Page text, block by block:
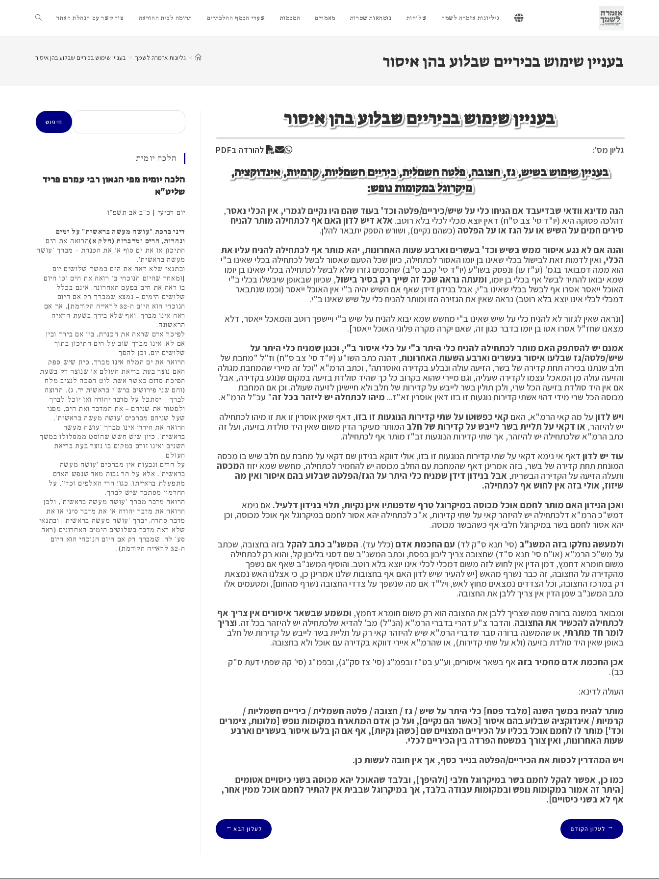
גיליונות אזמרה לשמך שלוחות נוסחאות שטרות מאמרים הסכמות שערי הכסף ההלכתיים תרומה לבית ההוראה צור קשר עם הנהלת האתר Toggle
website בעניין שימוש בכיריים שבלוע בהן איסור > גליונות אזמרה לשמך > בעניין שימוש בכיריים שבלוע בהן איסור
בעניין שימוש בכיריים שבלוע בהן איסור
גליון מס': להורדה בPDF
בעניין שימוש בשיש, גז, חצובה, פלטה חשמלית, כיריים חשמליות, קרמיות, אינדוקציה,
מיקרוגל במקומות נופש:
הנה מדינא וודאי שבדיעבד אם הניחו כלי על שיש/כיריים/פלטה וכד' בעוד שהם היו נקיים לגמרי, אין הכלי נאסר,
דהלכה פסוקה היא (יו"ד סי' צב ס"ח) דאין יוצא מכלי לכלי בלא רוטב. אלא דיש לדון האם אף לכתחילה מותר להניח
סירים חמים על השיש או על הגז או על הפלטה (כשהם נקיים), ושורש הספק יתבאר להלן.
והנה אם לא נגע איסור ממש בשיש וכד' בעשרים וארבע שעות האחרונות, יהא מותר אף לכתחילה להניח עליו את
הכלי, ואין לדמות זאת לבישול בכלי שאינו בן יומו האסור לכתחילה, כיוון שכל הטעם שאסור לבשל לכתחילה בכלי שאינו ב"י
הוא ממה דמבואר בגמ' (ע"ז עו) ונפסק בשו"ע (יו"ד סי' קכב ס"ב) שחכמים גזרו שלא לבשל לכתחילה בכלי שאינו בן יומו
שמא יבואו להתיר לבשל אף בכלי בן יומו, ומעתה נראה שכל זה שייך רק בסיר בישול, שכיוון שבאופן שיבשלו בכלי ב"י
האוכל ייאסר אסרו אף לבשל בכלי שאינו ב"י, אבל בנידון דידן שאף אם השיש יהיה ב"י אין האוכל ייאסר (וכמו שנתבאר
דמכלי לכלי אינו יוצא בלא רוטב) נראה שאין את הגזירה הזו ומותר להניח כלי על שיש שאינו ב"י.
[ונראה שאין לגזור לא להניח כלי על שיש שאינו ב"י מחשש שמא יבוא להניח על שיש ב"י ויישפך רוטב והמאכל ייאסר, דלא
מצאנו שחז"ל אסרו אטו בן יומו בדבר כגון זה, שאם יקרה מקרה פלוני האוכל ייאסר].
אמנם יש להסתפק האם מותר לכתחילה להניח כלי היתר ב"י על כלי איסור ב"י, וכגון שמניח כלי היתר על
שיש/פלטה/גז שבלעו איסור בעשרים וארבע השעות האחרונות, דהנה כתב השו"ע (יו"ד סי' צב ס"ח) וז"ל "מחבת של
חלב שנתנו בכירה תחת קדירה של בשר, הזיעה עולה ונבלע בקדירה ואוסרתה", וכתב הרמ"א "וכל זה מיירי שהמחבת מגולה
והזיעה עולה מן המאכל עצמו לקדירה שעליה, וגם מיירי שהוא בקרוב כל כך שהיד סולדת בזיעה במקום שנוגע בקדירה, אבל
אם אין היד סולדת בזיעה הכל שרי, ולכן תולין בשר לייבש על קדירות של חלב ולא חיישינן לזיעה שעולה. וכן אם המחבת
מכוסה הכל שרי מידי דהוי אשתי קדירות נוגעות זו בזו דאין אוסרין זא"ז... מיהו לכתחלה יש ליזהר בכל זה" עכ"ל הרמ"א.
ויש לדון על מה קאי הרמ"א, האם קאי כפשוטו על שתי קדירות הנוגעות זו בזו, דאף שאין אוסרין זו את זו מיהו לכתחילה
יש להיזהר, או דקאי על תליית בשר לייבש על קדירות של חלב המותר מעיקר הדין משום שאין היד סולדת בזיעה, ועל זה
כתב הרמ"א שלכתחילה יש להיזהר, אך שתי קדירות הנוגעות זב"ז מותר אף לכתחילה.
עוד יש לדון דאף אי נימא דקאי על שתי קדירות הנוגעות זו בזו, אולי דווקא בנידון שם דקאי על מחבת עם חלב שיש בו מכסה
המונחת תחת קדירה של בשר, בזה אמרינן דאף שהמחבת עם החלב מכוסה יש להחמיר לכתחילה, מחשש שמא יזוז המכסה
ותעלה הזיעה על הקדירה הבשרית, אבל בנידון דידן שמניח כלי היתר על הגז/הפלטה שבלוע בהם איסור ואין מה
שיזוז, אולי בזה אין לחוש אף לכתחילה.
ואכן הנידון האם מותר לחמם אוכל מכוסה במיקרוגל טרף שדפנותיו אינן נקיות, תלוי בנידון דלעיל. אם נימא
דמש"כ הרמ"א דלכתחילה יש להיזהר קאי על שתי קדירות, א"כ לכתחילה יהא אסור לחמם במיקרוגל אף אוכל מכוסה, וכן
יהא אסור לחמם בשר במיקרוגל חלבי אף כשהבשר מכוסה.
ולמעשה נחלקו בזה המשנ"ב (סי' תנא ס"ק לד) עם החכמת אדם (כלל עד). המשנ"ב כתב להקל בזה בחצובה, שכתב
על מש"כ הרמ"א (או"ח סי' תנא ס"ד) שחצובה צריך ליבון בפסח, וכתב המשנ"ב שם דסגי בליבון קל, והוא רק לכתחילה
משום חומרא דחמץ, דמן הדין אין לחוש לזה משום דמכלי לכלי אינו יוצא בלא רוטב. והוסיף המשנ"ב שאף אם נשפך
מהקדירה על החצובה, זה כבר נשרף מהאש [יש להעיר שיש לדון האם אף בחצובות שלנו אמרינן כן, כי אצלנו האש נמצאת
רק במרכז החצובה, וכל הצדדים נמצאים מחוץ לאש, ויל"ד אם מה שנשפך על צדדי החצובה נשרף מהחום], ומטעמים אלו
כתב המשנ"ב שמן הדין אין צריך ללבן את החצובה.
ומבואר במשנה ברורה שמה שצריך ללבן את החצובה הוא רק משום חומרא דחמץ, ומשמע שבשאר איסורים אין צריך אף
לכתחילה להכשיר את החצובה. והדבר צ"ע דהרי בדברי הרמ"א (הנ"ל) מב' להדיא שלכתחילה יש להיזהר בכל זה. וצריך
לומר חד מתרתי, או שהמשנה ברורה סבר שדברי הרמ"א שיש להיזהר קאי רק על תליית בשר לייבש על קדירות של חלב
באופן שאין היד סולדת בזיעה (ולא על שתי קדירות), או שהרמ"א איירי דווקא בקדירה עם אוכל ולא בחצובה.
אכן החכמת אדם מחמיר בזה אף בשאר איסורים, וע"ע בט"ז ובפמ"ג (סי' צז סק"ג), ובפמ"ג (סי' קה שפתי דעת ס"ק
כב).
העולה לדינא:
מותר להניח במשך השנה [מלבד פסח] כלי היתר על שיש / גז / חצובה / פלטה חשמלית / כיריים חשמליות /
קרמיות / אינדוקציה שבלוע בהם איסור [כאשר הם נקיים], ועל כן אדם המתארח במקומות נופש [מלונות, צימרים
וכד'] מותר לו לחמם אוכל בכליו על הכיריים המצויים שם [כשהן נקיות], אף אם הן בלעו איסור בעשרים וארבע
שעות האחרונות, ואין צורך במשטח הפרדה בין הכיריים לכלי.
ויש המהדרין לכסות את הכיריים/הפלטה בנייר כסף, אך אין חובה לעשות כן.
כמו כן, אפשר להקל לחמם בשר במיקרוגל חלבי [ולהיפך], ובלבד שהאוכל יהא מכוסה בשני כיסויים אטומים
[היתר זה אמור במקומות נופש ובמקומות עבודה בלבד, אך במיקרוגל שבבית אין להתיר לחמם אוכל ממין אחר,
אף לא בשני כיסויים].
← לעלון הקודם לעלון הבא →
חיפוש
חיפוש
הלכה יומית
הלכה יומית מפי הגאון רבי עמרם פריד
שליט"א
יום רביעי | כ"ב אב תשפ"ו
דיני ברכת "עושה מעשה בראשית" על ימים
ונהרות, הרים ומדברות (חלק א)הרואה את הים
התיכון או את ים סוף או את הכנרת – מברך 'עושה
מעשה בראשית'.
ובתנאי שלא ראה את הים במשך שלושים יום
[ומאחר שהיום הנוכחי בו רואה את הים וכן היום
בו ראה את הים בפעם האחרונה, אינם בכלל
שלושים הימים – נמצא שמברך רק אם היום
הנוכחי הוא היום ה-32 לראייה הקודמת], אך אם
ראה אינו מברך, ואף שלא בירך בשעת הראיה
הראשונה.
לפיכך אדם שראה את הכנרת, בין אם בירך ובין
אם לא, אינו מברך שוב על הים התיכון בתוך
שלושים יום, וכן להפך.
הרואה את ים המלח אינו מברך, כיון שיש ספק
האם נוצר בעת בריאת העולם או שנוצר רק בשעת
הפיכת סדום כאשר אשת לוט הפכה לנציב מלח
(והם שני פירושים ברש"י בראשית יד, ג). הרוצה
לברך – יסתכל על מדבר יהודה ואז יוכל לברך
ולפטור את שניהם – את המדבר ואת הים, מפני
שעל שניהם מברכים 'עושה מעשה בראשית'.
הרואה את הירדן אינו מברך 'עושה מעשה
בראשית', כיון שיש חשש שהוסט ממסלולו במשך
השנים ואינו זורם במקום בו נוצר בעת בריאת
העולם.
על הרים וגבעות אין מברכים 'עושה מעשה
בראשית', אלא על הר גבוה מאד שנפש האדם
מתפעלת בראייתו, כגון הרי האלפים וכדו'. על
החרמון מסתבר שיש לברך.
הרואה מדבר מברך 'עושה מעשה בראשית', ולכן
הרואה את מדבר יהודה או את מדבר סיני או את
מדבר סהרה, יברך 'עושה מעשה בראשית', ובתנאי
שלא ראה מדבר בשלושים הימים האחרונים (ראה
סע' לה, שמברך רק אם היום הנוכחי הוא היום
ה-32 לראייה הקודמת).